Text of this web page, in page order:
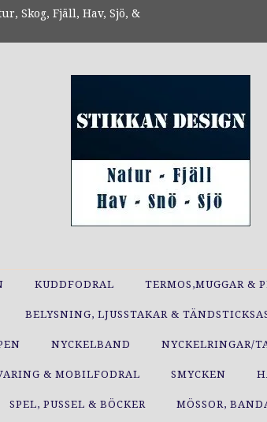
Skog, Fjäll, Hav, Sjö, &
KUDDFODRAL TERMOS,MUGGAR &
BELYSNING, LJUSSTAKAR &
NYCKELBAND NYCKELRINGAR/
& MOBILFODRAL SMYCKEN
SPEL, PUSSEL & BÖCKER MÖSSOR,